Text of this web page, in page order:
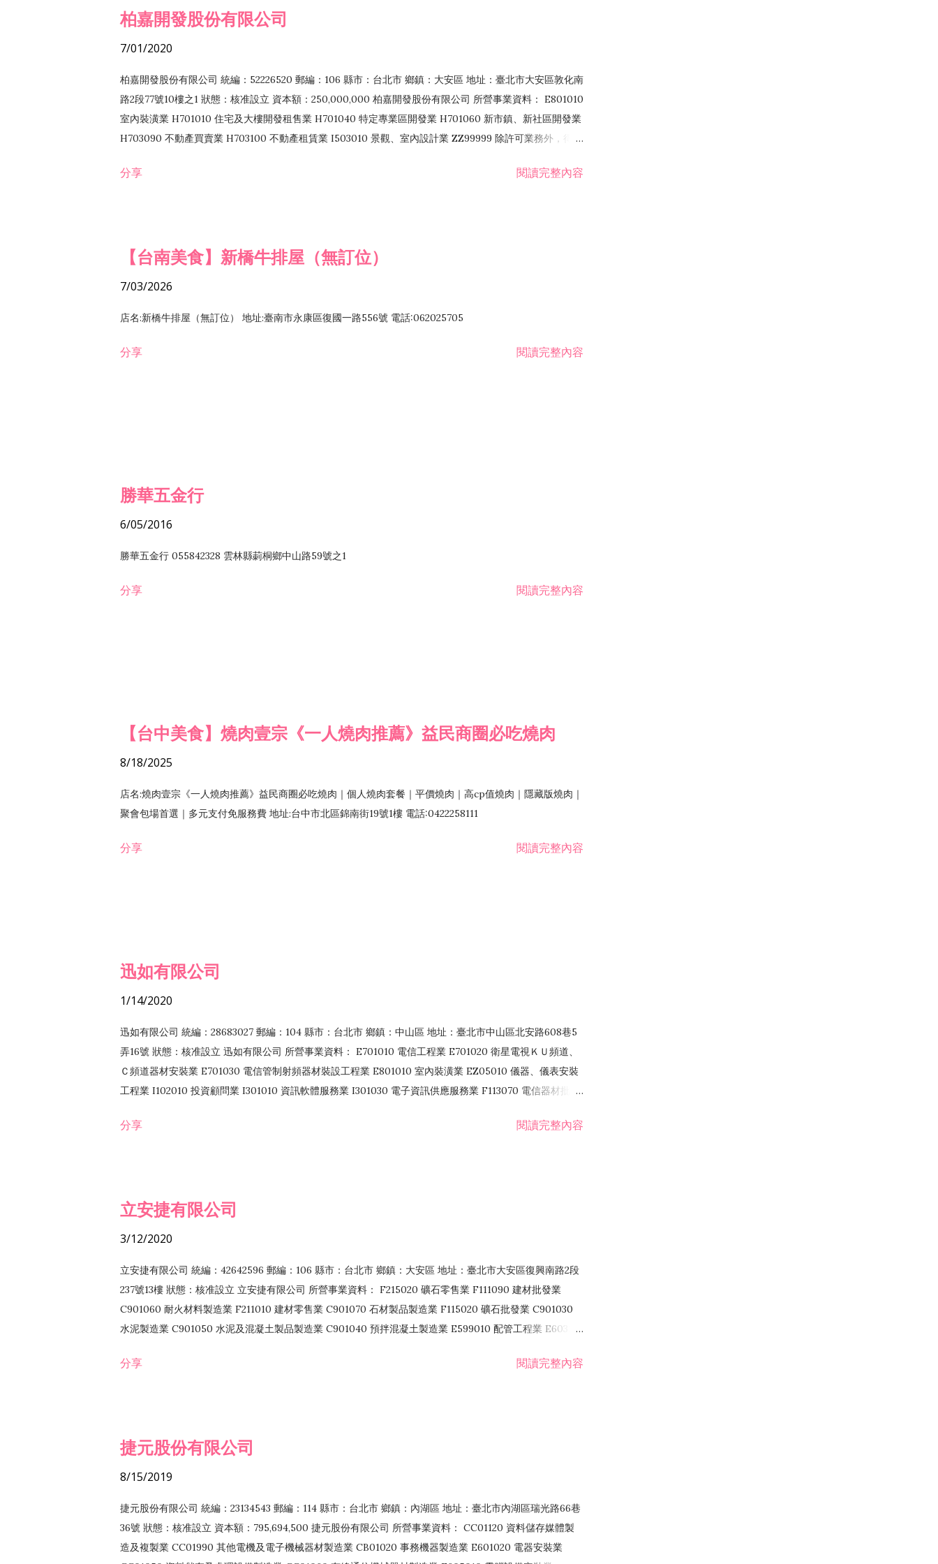
柏嘉開發股份有限公司
7/01/2020
柏嘉開發股份有限公司 統編：52226520 郵編：106 縣市：台北市 鄉鎮：大安區 地址：臺北市大安區敦化南
路2段77號10樓之1 狀態：核准設立 資本額：250,000,000 柏嘉開發股份有限公司 所營事業資料： E801010
室內裝潢業 H701010 住宅及大樓開發租售業 H701040 特定專業區開發業 H701060 新市鎮、新社區開發業
H703090 不動產買賣業 H703100 不動產租賃業 I503010 景觀、室內設計業 ZZ99999 除許可業務外，得經
分享 閱讀完整內容
【台南美食】新橋牛排屋（無訂位）
7/03/2026
店名:新橋牛排屋（無訂位） 地址:臺南市永康區復國一路556號 電話:062025705
分享 閱讀完整內容
勝華五金行
6/05/2016
勝華五金行 055842328 雲林縣莿桐鄉中山路59號之1
分享 閱讀完整內容
【台中美食】燒肉壹宗《一人燒肉推薦》益民商圈必吃燒肉
8/18/2025
店名:燒肉壹宗《一人燒肉推薦》益民商圈必吃燒肉｜個人燒肉套餐｜平價燒肉｜高cp值燒肉｜隱藏版燒肉｜
聚會包場首選｜多元支付免服務費 地址:台中市北區錦南街19號1樓 電話:0422258111
分享 閱讀完整內容
迅如有限公司
1/14/2020
迅如有限公司 統編：28683027 郵編：104 縣市：台北市 鄉鎮：中山區 地址：臺北市中山區北安路608巷5
弄16號 狀態：核准設立 迅如有限公司 所營事業資料： E701010 電信工程業 E701020 衛星電視ＫＵ頻道、
Ｃ頻道器材安裝業 E701030 電信管制射頻器材裝設工程業 E801010 室內裝潢業 EZ05010 儀器、儀表安裝
工程業 I102010 投資顧問業 I301010 資訊軟體服務業 I301030 電子資訊供應服務業 F113070 電信器材批發
務 F102030 菸酒批發業 F203020 菸酒零售業 F401171 酒類輸入業
分享 閱讀完整內容
立安捷有限公司
3/12/2020
立安捷有限公司 統編：42642596 郵編：106 縣市：台北市 鄉鎮：大安區 地址：臺北市大安區復興南路2段
237號13樓 狀態：核准設立 立安捷有限公司 所營事業資料： F215020 礦石零售業 F111090 建材批發業
C901060 耐火材料製造業 F211010 建材零售業 C901070 石材製品製造業 F115020 礦石批發業 C901030
水泥製造業 C901050 水泥及混凝土製品製造業 C901040 預拌混凝土製造業 E599010 配管工程業 E603110
EZ99990 其他工程業 F102170 食品什貨批發業 F106020 日常用品批發業 F108031 醫療器材批發業
分享 閱讀完整內容
捷元股份有限公司
8/15/2019
捷元股份有限公司 統編：23134543 郵編：114 縣市：台北市 鄉鎮：內湖區 地址：臺北市內湖區瑞光路66巷
36號 狀態：核准設立 資本額：795,694,500 捷元股份有限公司 所營事業資料： CC01120 資料儲存媒體製
造及複製業 CC01990 其他電機及電子機械器材製造業 CB01020 事務機器製造業 E601020 電器安裝業